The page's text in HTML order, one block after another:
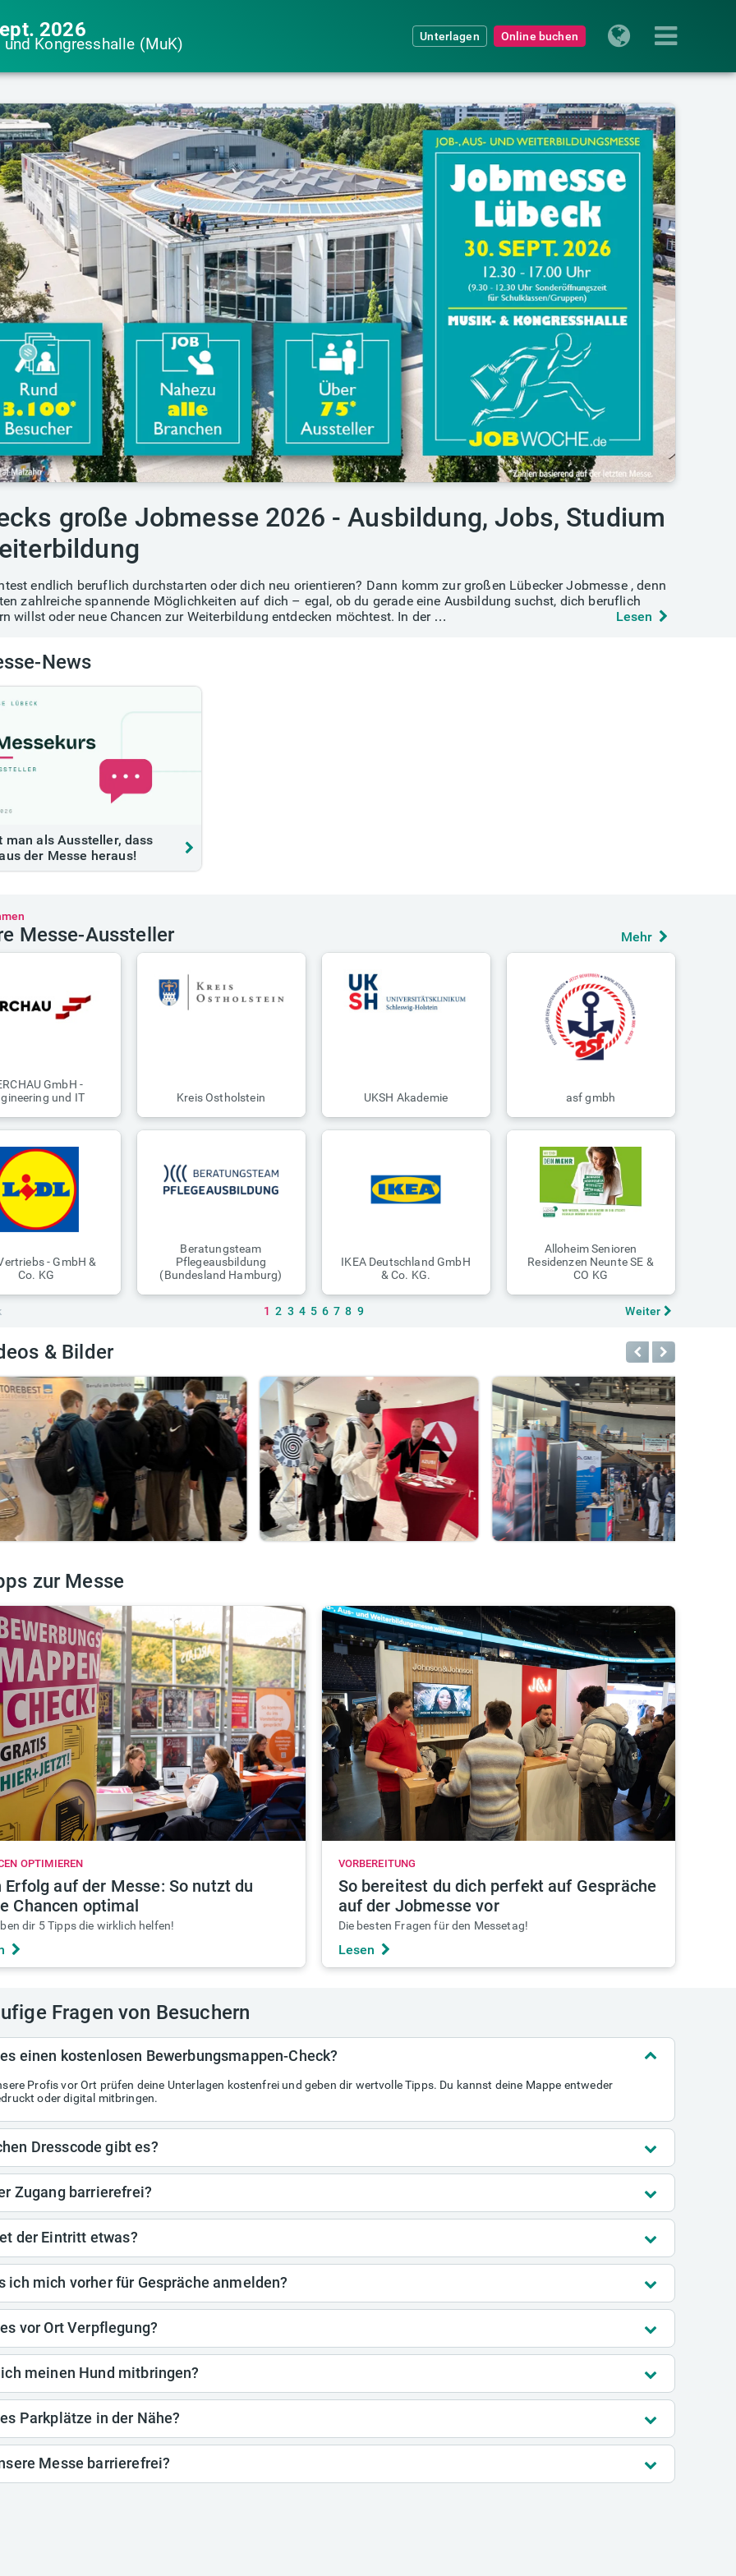
2026
Kongresshalle (MuK) Unterlagen Online buchen
große Jobmesse 2026 - Ausbildung, Jobs, Studium
endlich beruflich durchstarten oder dich neu orientieren? Dann komm zur großen Lübecker Jobmesse , denn
zahlreiche spannende Möglichkeiten auf dich – egal, ob du gerade eine Ausbildung suchst, dich beruflich
willst oder neue Chancen zur Weiterbildung entdecken möchtest. In der …
Lesen
News
man als Aussteller, dass
der Messe heraus!
Messe-Aussteller Mehr
GmbH -
und IT
Kreis Ostholstein UKSH Akademie asf gmbh
- GmbH &
Co. KG
Beratungsteam
Pflegeausbildung
(Bundesland Hamburg)
IKEA Deutschland GmbH
& Co. KG.
Alloheim Senioren
Residenzen Neunte SE &
CO KG
1 2 3 4 5 6 7 8 9 Weiter
& Bilder
zur Messe
OPTIMIEREN
Erfolg auf der Messe: So nutzt du
Chancen optimal
dir 5 Tipps die wirklich helfen!
VORBEREITUNG
So bereitest du dich perfekt auf Gespräche
auf der Jobmesse vor
Die besten Fragen für den Messetag!
Lesen
Fragen von Besuchern
einen kostenlosen Bewerbungsmappen-Check?
Profis vor Ort prüfen deine Unterlagen kostenfrei und geben dir wertvolle Tipps. Du kannst deine Mappe entweder
oder digital mitbringen.
Dresscode gibt es?
Zugang barrierefrei?
der Eintritt etwas?
ich mich vorher für Gespräche anmelden?
vor Ort Verpflegung?
meinen Hund mitbringen?
Parkplätze in der Nähe?
Messe barrierefrei?